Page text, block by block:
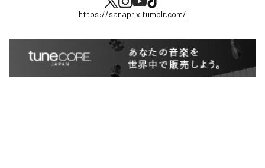
https://sanaprix.tumblr.com/